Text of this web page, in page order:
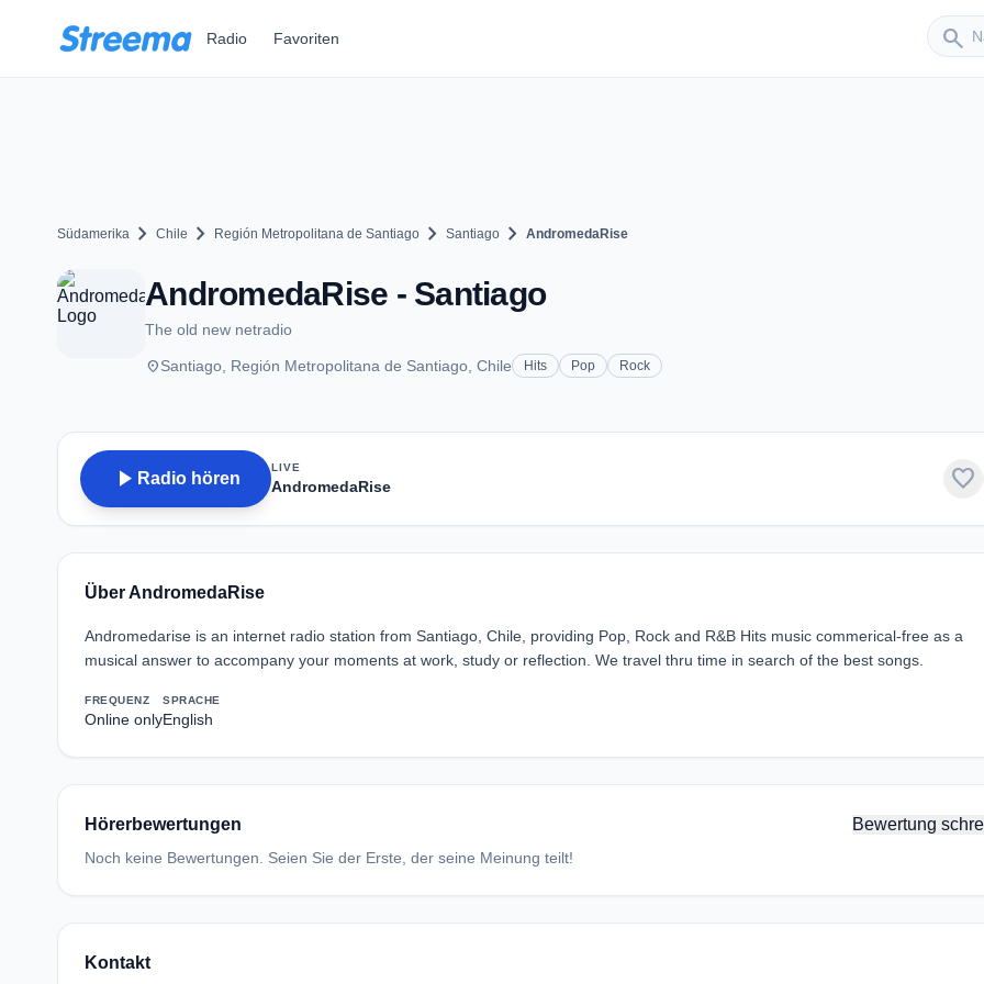
Radio Favoriten search
Südamerika chevron_right Chile chevron_right Región Metropolitana de Santiago chevron_right Santiago chevron_right AndromedaRise
AndromedaRise - Santiago
The old new netradio
placeSantiago, Región Metropolitana de Santiago, Chile Hits Pop Rock
play_arrow Radio hören
LIVE
AndromedaRise favorite
Über AndromedaRise
Andromedarise is an internet radio station from Santiago, Chile, providing Pop, Rock and R&B Hits music commerical-free as a
musical answer to accompany your moments at work, study or reflection. We travel thru time in search of the best songs.
FREQUENZ
Online only
SPRACHE
English
Hörerbewertungen Bewertung
Noch keine Bewertungen. Seien Sie der Erste, der seine Meinung teilt!
Kontakt